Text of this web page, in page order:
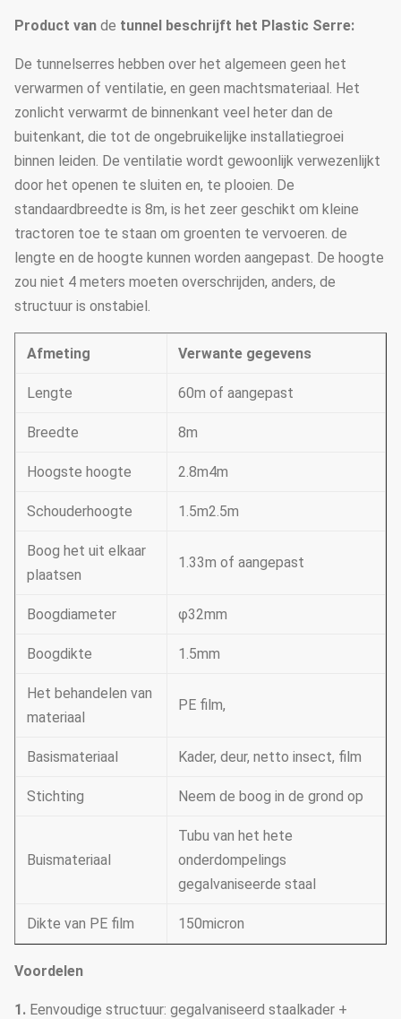
Product van de tunnel beschrijft het Plastic Serre:
De tunnelserres hebben over het algemeen geen het
verwarmen of ventilatie, en geen machtsmateriaal. Het
zonlicht verwarmt de binnenkant veel heter dan de
buitenkant, die tot de ongebruikelijke installatiegroei
binnen leiden. De ventilatie wordt gewoonlijk verwezenlijkt
door het openen te sluiten en, te plooien. De
standaardbreedte is 8m, is het zeer geschikt om kleine
tractoren toe te staan om groenten te vervoeren. de
lengte en de hoogte kunnen worden aangepast. De hoogte
zou niet 4 meters moeten overschrijden, anders, de
structuur is onstabiel.
Afmeting Verwante gegevens
Lengte 60m of aangepast
Breedte 8m
Hoogste hoogte 2.8m4m
Schouderhoogte 1.5m2.5m
Boog het uit elkaar
plaatsen
1.33m of aangepast
Boogdiameter φ32mm
Boogdikte 1.5mm
Het behandelen van
materiaal
PE film,
Basismateriaal Kader, deur, netto insect, film
Stichting Neem de boog in de grond op
Buismateriaal
Tubu van het hete
onderdompelings
gegalvaniseerde staal
Dikte van PE film 150micron
Voordelen
1. Eenvoudige structuur: gegalvaniseerd staalkader +